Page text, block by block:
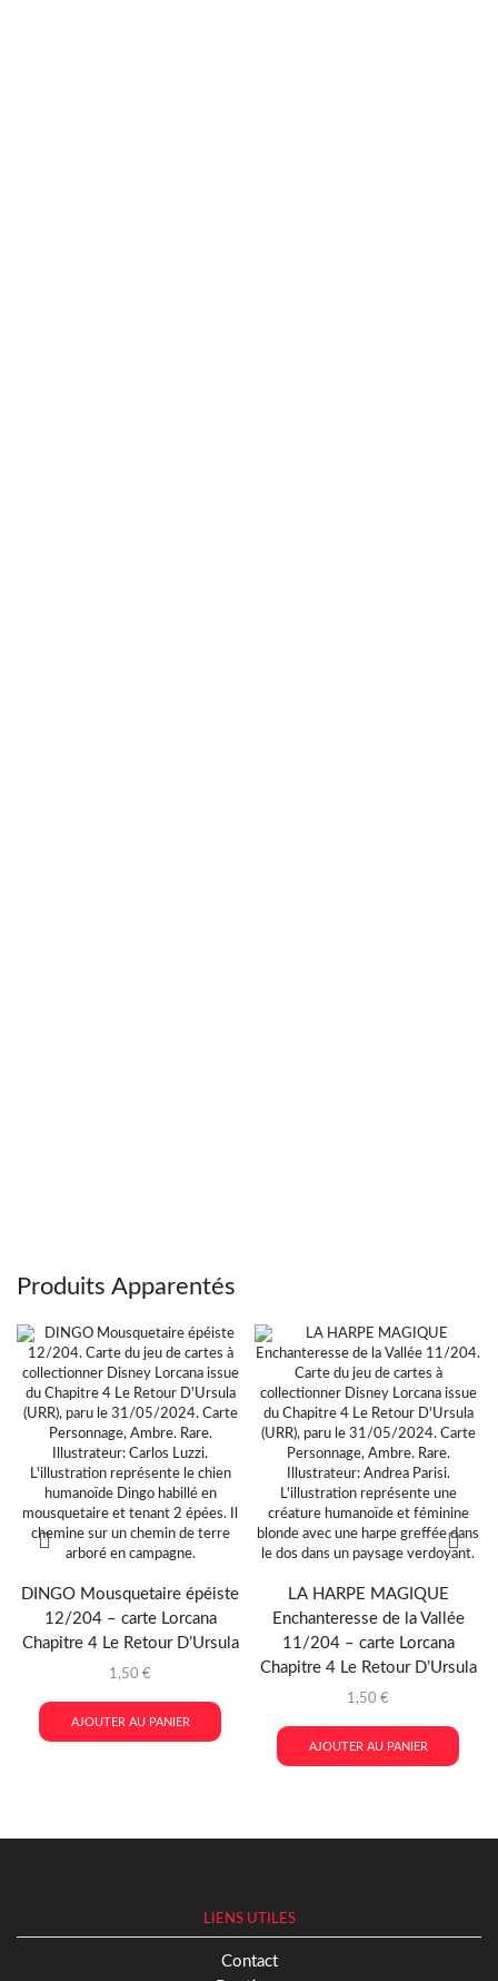
Produits Apparentés
DINGO Mousquetaire épéiste
12/204 – carte Lorcana
Chapitre 4 Le Retour D’Ursula
1,50 €
AJOUTER AU PANIER
LA HARPE MAGIQUE
Enchanteresse de la Vallée
11/204 – carte Lorcana
Chapitre 4 Le Retour D’Ursula
1,50 €
AJOUTER AU PANIER
LIENS UTILES
Contact